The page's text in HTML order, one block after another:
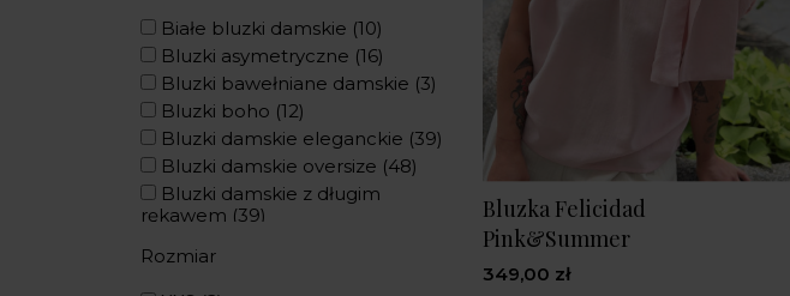
Białe bluzki damskie (10)
Bluzki asymetryczne (16)
Bluzki bawełniane damskie (3)
Bluzki boho (12)
Bluzki damskie eleganckie (39)
Bluzki damskie oversize (48)
Bluzki damskie z długim
rękawem (39)
rękawem
Rozmiar
Bluzka Felicidad
Pink&Summer
349,00 zł